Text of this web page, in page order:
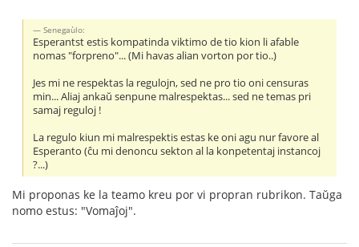
Senegaùlo:
Esperantst estis kompatinda viktimo de tio kion li afable
nomas "forpreno"... (Mi havas alian vorton por tio..)
Jes mi ne respektas la regulojn, sed ne pro tio oni censuras
min... Aliaj ankaŭ senpune malrespektas... sed ne temas pri
samaj reguloj !
La regulo kiun mi malrespektis estas ke oni agu nur favore al
Esperanto (ĉu mi denoncu sekton al la konpetentaj instancoj
?...)
Mi proponas ke la teamo kreu por vi propran rubrikon. Taŭga
nomo estus: "Vomaĵoj".